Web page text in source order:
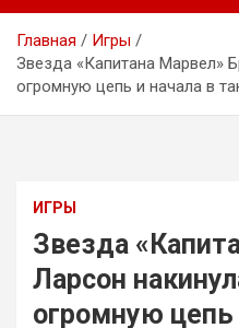
Главная
Игры
Звезда «Капитана Марвел»
огромную цепь и начала в
ИГРЫ
Звезда
Ларсон
огромную цепь